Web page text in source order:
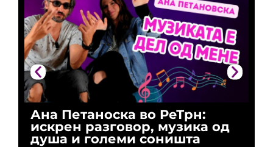
Ана Петаноска во РеТрн:
искрен разговор, музика од
душа и големи соништа